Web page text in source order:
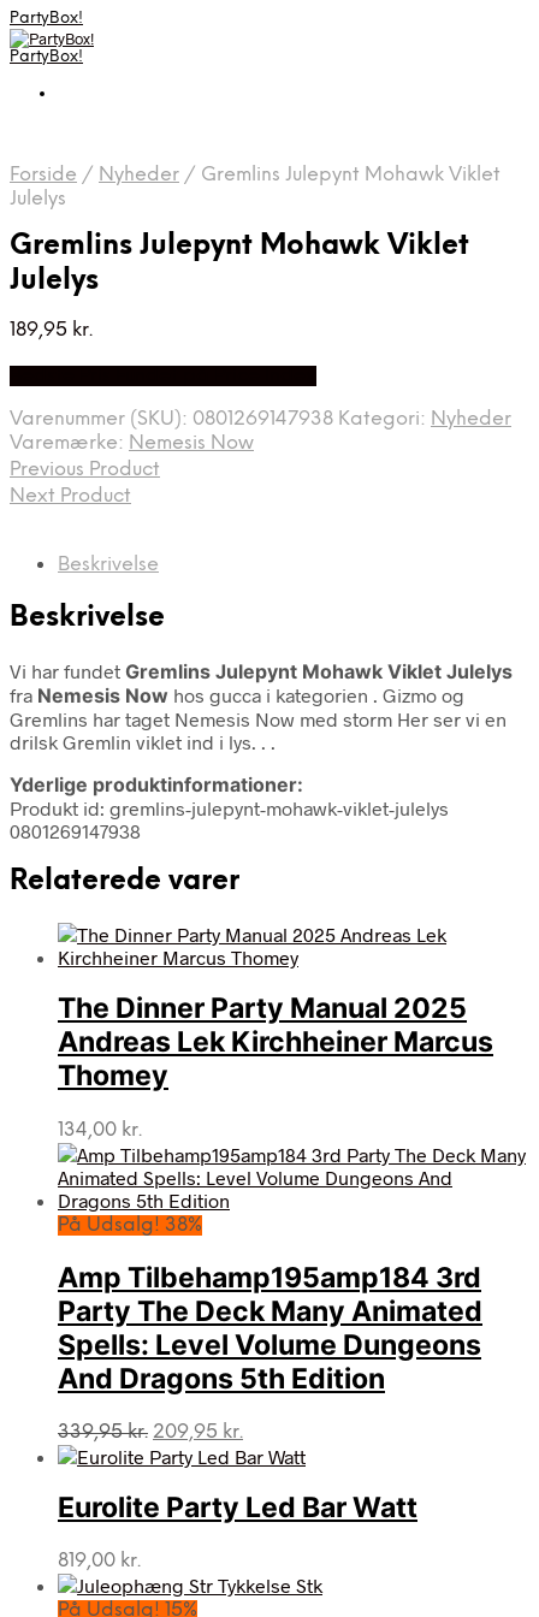
PartyBox!
PartyBox!
Forside / Nyheder / Gremlins Julepynt Mohawk Viklet
Julelys
Gremlins Julepynt Mohawk Viklet
Julelys
189,95 kr.
Varenummer (SKU): 0801269147938 Kategori: Nyheder
Varemærke: Nemesis Now
Previous Product
Next Product
Beskrivelse
Beskrivelse
Vi har fundet Gremlins Julepynt Mohawk Viklet Julelys
fra Nemesis Now hos gucca i kategorien . Gizmo og
Gremlins har taget Nemesis Now med storm Her ser vi en
drilsk Gremlin viklet ind i lys. . .
Yderlige produktinformationer:
Produkt id: gremlins-julepynt-mohawk-viklet-julelys
0801269147938
Relaterede varer
The Dinner Party Manual 2025
Andreas Lek Kirchheiner Marcus
Thomey
134,00 kr.
På Udsalg! 38%
Amp Tilbehamp195amp184 3rd
Party The Deck Many Animated
Spells: Level Volume Dungeons
And Dragons 5th Edition
339,95kr. Den
oprindelige
var:
339,95 kr..
209,95 kr.
aktuelle
er:
209,95 kr..
Eurolite Party Led Bar Watt
819,00 kr.
På Udsalg! 15%